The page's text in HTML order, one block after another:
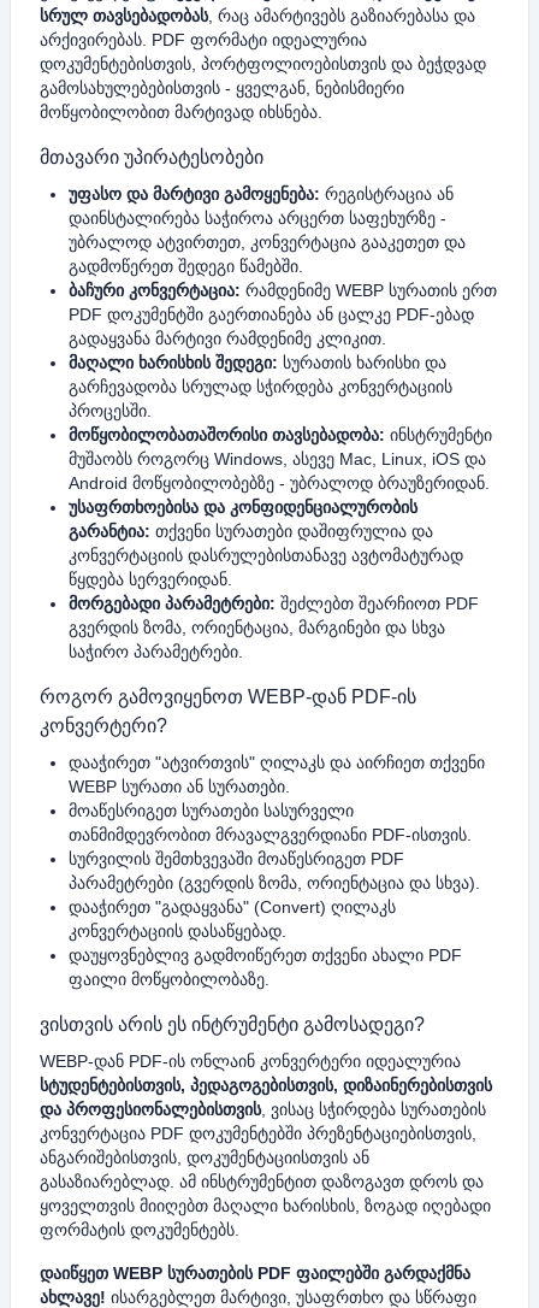
სრულ თავსებადობას, რაც ამარტივებს გაზიარებასა და
არქივირებას. PDF ფორმატი იდეალურია
დოკუმენტებისთვის, პორტფოლიოებისთვის და ბეჭდვად
გამოსახულებებისთვის - ყველგან, ნებისმიერი
მოწყობილობით მარტივად იხსნება.
მთავარი უპირატესობები
უფასო და მარტივი გამოყენება: რეგისტრაცია ან
დაინსტალირება საჭიროა არცერთ საფეხურზე -
უბრალოდ ატვირთეთ, კონვერტაცია გააკეთეთ და
გადმოწერეთ შედეგი წამებში.
ბაჩური კონვერტაცია: რამდენიმე WEBP სურათის ერთ
PDF დოკუმენტში გაერთიანება ან ცალკე PDF-ებად
გადაყვანა მარტივი რამდენიმე კლიკით.
მაღალი ხარისხის შედეგი: სურათის ხარისხი და
გარჩევადობა სრულად სჭირდება კონვერტაციის
პროცესში.
მოწყობილობათაშორისი თავსებადობა: ინსტრუმენტი
მუშაობს როგორც Windows, ასევე Mac, Linux, iOS და
Android მოწყობილობებზე - უბრალოდ ბრაუზერიდან.
უსაფრთხოებისა და კონფიდენციალურობის
გარანტია: თქვენი სურათები დაშიფრულია და
კონვერტაციის დასრულებისთანავე ავტომატურად
წყდება სერვერიდან.
მორგებადი პარამეტრები: შეძლებთ შეარჩიოთ PDF
გვერდის ზომა, ორიენტაცია, მარგინები და სხვა
საჭირო პარამეტრები.
როგორ გამოვიყენოთ WEBP-დან PDF-ის
კონვერტერი?
დააჭირეთ "ატვირთვის" ღილაკს და აირჩიეთ თქვენი
WEBP სურათი ან სურათები.
მოაწესრიგეთ სურათები სასურველი
თანმიმდევრობით მრავალგვერდიანი PDF-ისთვის.
სურვილის შემთხვევაში მოაწესრიგეთ PDF
პარამეტრები (გვერდის ზომა, ორიენტაცია და სხვა).
დააჭირეთ "გადაყვანა" (Convert) ღილაკს
კონვერტაციის დასაწყებად.
დაუყოვნებლივ გადმოიწერეთ თქვენი ახალი PDF
ფაილი მოწყობილობაზე.
ვისთვის არის ეს ინტრუმენტი გამოსადეგი?
WEBP-დან PDF-ის ონლაინ კონვერტერი იდეალურია
სტუდენტებისთვის, პედაგოგებისთვის, დიზაინერებისთვის
და პროფესიონალებისთვის, ვისაც სჭირდება სურათების
კონვერტაცია PDF დოკუმენტებში პრეზენტაციებისთვის,
ანგარიშებისთვის, დოკუმენტაციისთვის ან
გასაზიარებლად. ამ ინსტრუმენტით დაზოგავთ დროს და
ყოველთვის მიიღებთ მაღალი ხარისხის, ზოგად იღებადი
ფორმატის დოკუმენტებს.
დაიწყეთ WEBP სურათების PDF ფაილებში გარდაქმნა
ახლავე! ისარგებლეთ მარტივი, უსაფრთხო და სწრაფი